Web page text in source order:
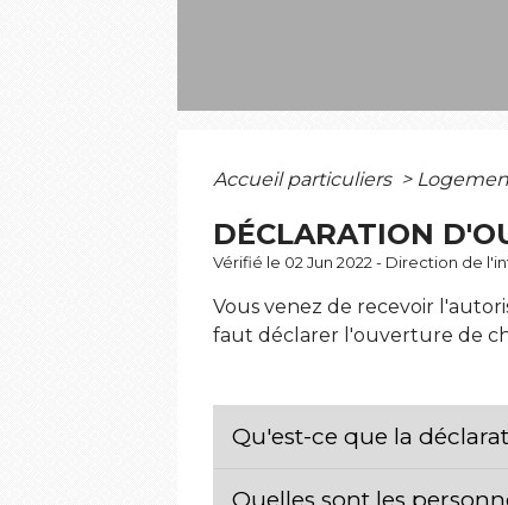
Accueil particuliers >
DÉCLARATION
Vérifié le 02 Jun 2022 - Direction de
Vous venez de recevoir
faut déclarer l'ouverture de
Qu'est-ce que la
Quelles sont les